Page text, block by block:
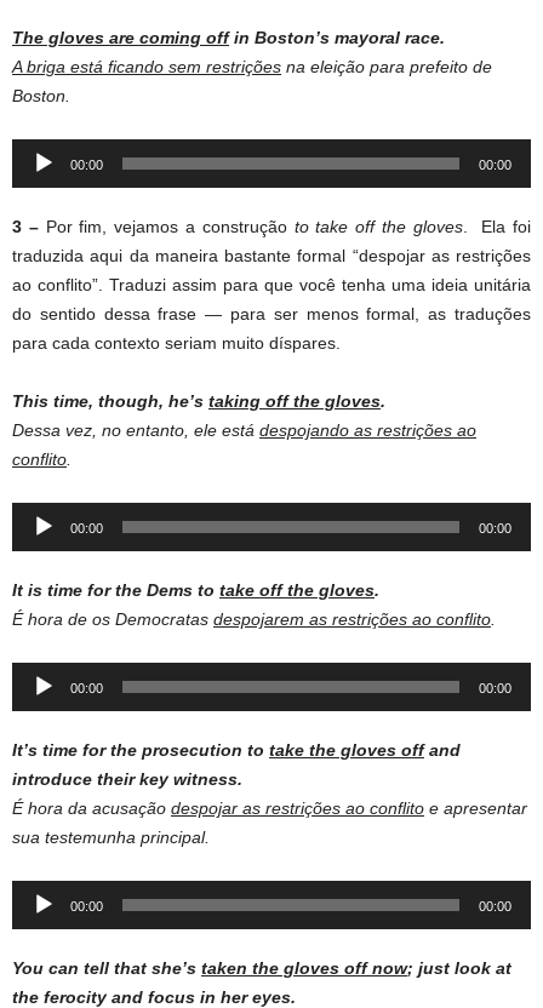
The gloves are coming offin Boston’s mayoral race.
A briga está ficando sem restrições na eleição para prefeito de
Boston.
Audio
00:00 00:00
3 – Por fim, vejamos a construção to take off the gloves. Ela foi
traduzida aqui da maneira bastante formal “despojar as restrições
ao conflito”. Traduzi assim para que você tenha uma ideia unitária
do sentido dessa frase — para ser menos formal, as traduções
para cada contexto seriam muito díspares.
This time, though, he’s taking off the gloves.
Dessa vez, no entanto, ele está despojando as restrições ao
conflito
Audio
00:00 00:00
It is time for the Dems to take off the gloves.
É hora de os Democratas despojarem as restrições ao conflito
Audio
00:00 00:00
It’s time for the prosecution to take the gloves offand
introduce their key witness.
É hora da acusação despojar as restrições ao conflito e apresentar
sua testemunha principal.
Audio
00:00 00:00
You can tell that she’s taken the gloves off now; just look at
the ferocity and focus in her eyes.